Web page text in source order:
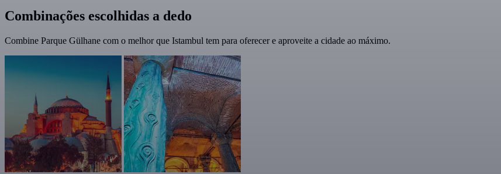
Combinações escolhidas a dedo
Combine Parque Gülhane com o melhor que Istambul tem para oferecer e aproveite a cidade ao máximo.